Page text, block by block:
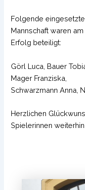
Folgende
Mannschaft waren am
Erfolg beteiligt:
Görl Luca, Bauer
Mager Franziska,
Schwarzmann Anna,
Herzlichen
Spielerinnen